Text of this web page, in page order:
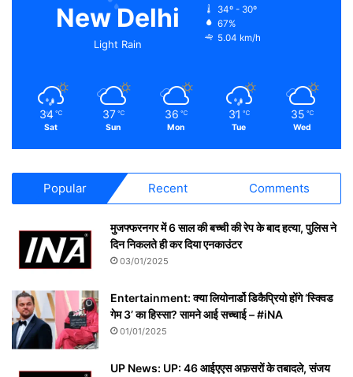
New Delhi
Light Rain
34º - 30º
67%
5.04 km/h
34 ℃
Sat
37 ℃
Sun
36 ℃
Mon
31 ℃
Tue
35 ℃
Wed
Popular Recent Comments
मुजफ्फरनगर में 6 साल की बच्ची की रेप के बाद हत्या, पुलिस ने
दिन निकलते ही कर दिया एनकाउंटर
03/01/2025
Entertainment: क्या लियोनार्डो डिकैप्रियो होंगे ‘स्क्विड
गेम 3’ का हिस्सा? सामने आई सच्चाई – #iNA
01/01/2025
UP News: UP: 46 आईएएस अफ़सरों के तबादले, संजय